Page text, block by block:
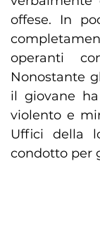
offese. In
operanti
Nonostante
il giovane
violento e
Uffici della
condotto per